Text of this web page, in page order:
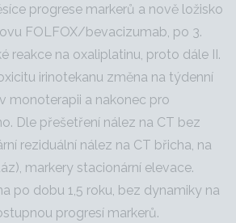
progrese markerů a nově ložisko
FOLFOX/bevacizumab, po 3.
reakce na oxaliplatinu, proto dále II.
irinotekanu změna na týdenní
monoterapii a nakonec pro
Dle přešetření nález na CT bez
reziduální nález na CT břicha, na
markery stacionární elevace.
po dobu 1,5 roku, bez dynamiky na
progresí markerů.